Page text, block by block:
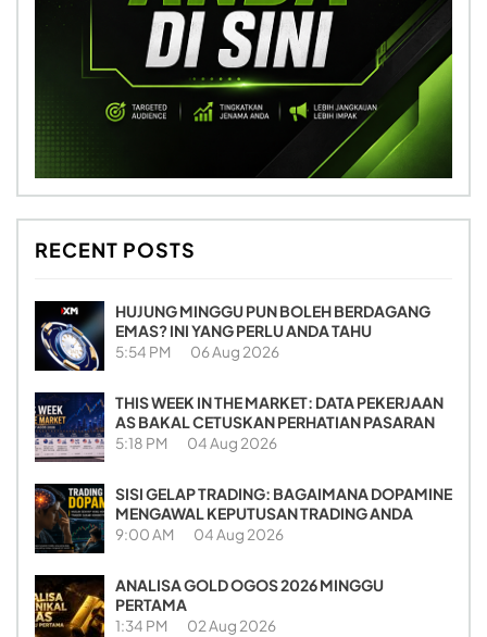
RECENT POSTS
HUJUNG MINGGU PUN BOLEH BERDAGANG
EMAS? INI YANG PERLU ANDA TAHU
5:54 PM 06 Aug 2026
THIS WEEK IN THE MARKET: DATA PEKERJAAN
AS BAKAL CETUSKAN PERHATIAN PASARAN
5:18 PM 04 Aug 2026
SISI GELAP TRADING: BAGAIMANA DOPAMINE
MENGAWAL KEPUTUSAN TRADING ANDA
9:00 AM 04 Aug 2026
ANALISA GOLD OGOS 2026 MINGGU
PERTAMA
1:34 PM 02 Aug 2026